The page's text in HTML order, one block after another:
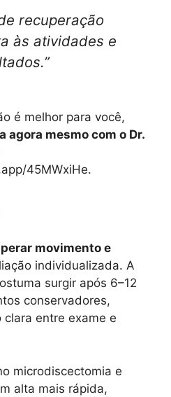
recuperação
às atividades e
é melhor para você,
agora mesmo com o Dr.
45MWxiHe.
movimento e
individualizada. A
surgir após 6–12
conservadores,
clara entre exame e
microdiscectomia e
alta mais rápida,